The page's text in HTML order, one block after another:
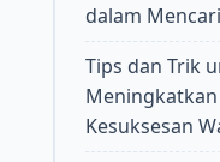
dalam
Tips dan Trik
Kesuksesan